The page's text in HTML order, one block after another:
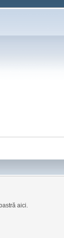
aici.